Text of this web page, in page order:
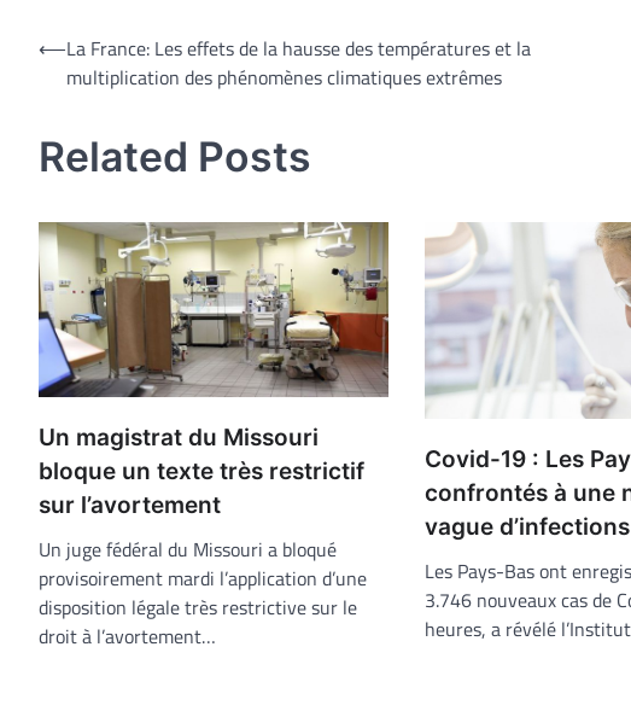
Navigation
⟵La France: Les effets de la hausse des températures et la
multiplication des phénomènes climatiques extrêmes
Related Posts
Un magistrat du Missouri
bloque un texte très restrictif
sur l’avortement
Un juge fédéral du Missouri a bloqué
provisoirement mardi l’application d’une
disposition légale très restrictive sur le
droit à l’avortement…
Covid-19 : Les
confrontés à une
vague d’infections
Les Pays-Bas ont
3.746 nouveaux cas de
heures, a révélé